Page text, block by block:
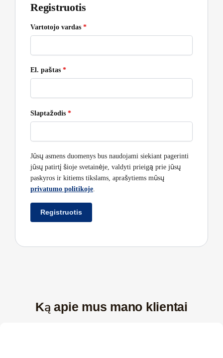
Registruotis
Vartotojo vardas *
El. paštas *
Slaptažodis *
Jūsų asmens duomenys bus naudojami siekiant pagerinti
jūsų patirtį šioje svetainėje, valdyti prieigą prie jūsų
paskyros ir kitiems tikslams, aprašytiems mūsų
privatumo politikoje.
Registruotis
Ką apie mus mano klientai